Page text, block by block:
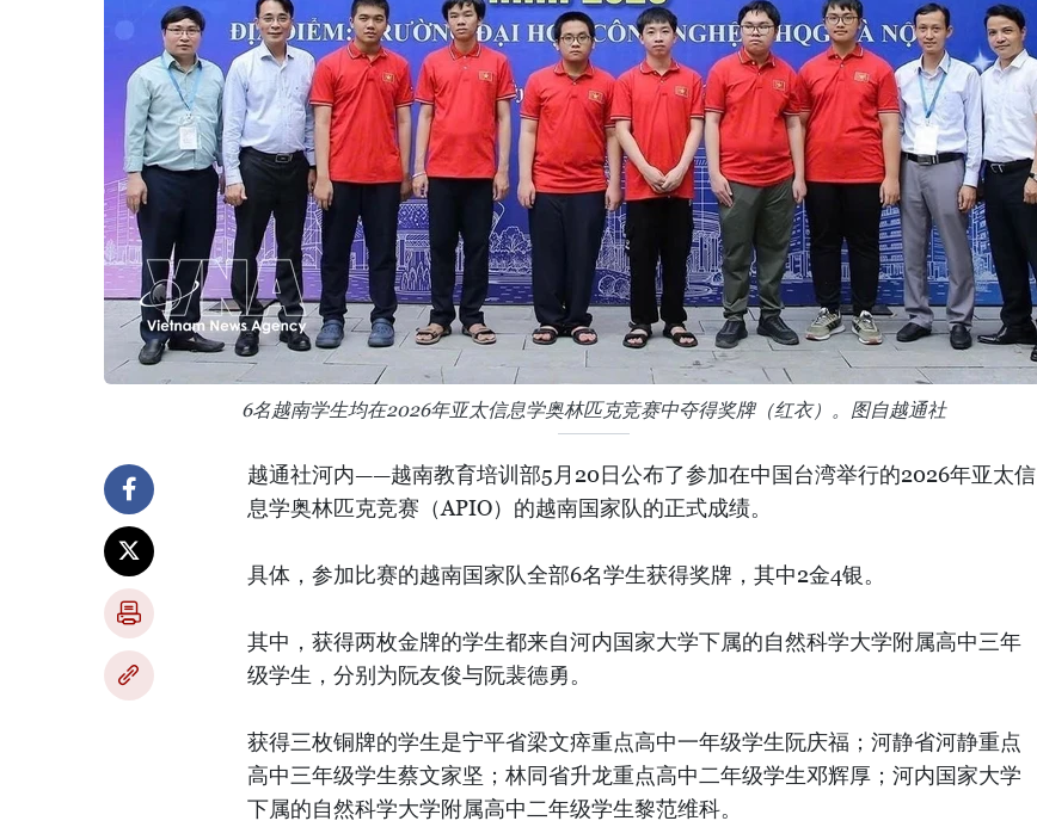
6名越南学生均在2026年亚太信息学奥林匹克竞赛中夺得奖牌（红衣）。图自越通社
越通社河内——越南教育培训部5月20日公布了参加在中国台湾举行的2026年亚太信
息学奥林匹克竞赛（APIO）的越南国家队的正式成绩。
具体，参加比赛的越南国家队全部6名学生获得奖牌，其中2金4银。
其中，获得两枚金牌的学生都来自河内国家大学下属的自然科学大学附属高中三年
级学生，分别为阮友俊与阮裴德勇。
获得三枚铜牌的学生是宁平省梁文瘁重点高中一年级学生阮庆福；河静省河静重点
高中三年级学生蔡文家坚；林同省升龙重点高中二年级学生邓辉厚；河内国家大学
下属的自然科学大学附属高中二年级学生黎范维科。